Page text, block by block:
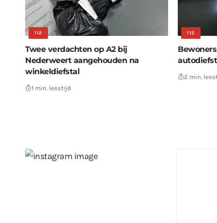
112
Twee verdachten op A2 bij
Nederweert aangehouden na
winkeldiefstal
1 min. leestijd
112
2 min.